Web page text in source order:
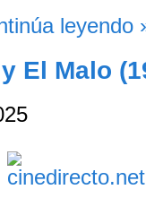
leyendo
El Malo